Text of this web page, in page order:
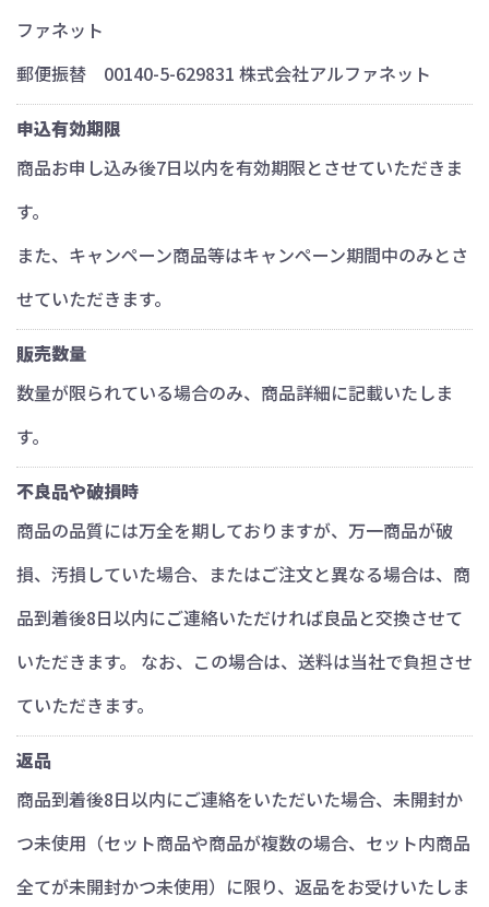
ファネット
郵便振替 00140-5-629831 株式会社アルファネット
申込有効期限
商品お申し込み後7日以内を有効期限とさせていただきま
す。
また、キャンペーン商品等はキャンペーン期間中のみとさ
せていただきます。
販売数量
数量が限られている場合のみ、商品詳細に記載いたしま
す。
不良品や破損時
商品の品質には万全を期しておりますが、万一商品が破
損、汚損していた場合、またはご注文と異なる場合は、商
品到着後8日以内にご連絡いただければ良品と交換させて
いただきます。 なお、この場合は、送料は当社で負担させ
ていただきます。
返品
商品到着後8日以内にご連絡をいただいた場合、未開封か
つ未使用（セット商品や商品が複数の場合、セット内商品
全てが未開封かつ未使用）に限り、返品をお受けいたしま